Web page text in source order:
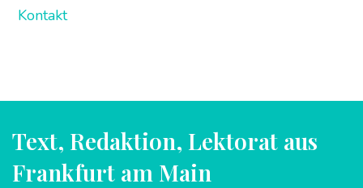
Kontakt
Text, Redaktion, Lektorat aus
Frankfurt am Main